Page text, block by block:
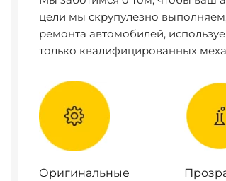
цели мы скрупулезно
ремонта автомобилей,
только квалифицированных
Оригинальные